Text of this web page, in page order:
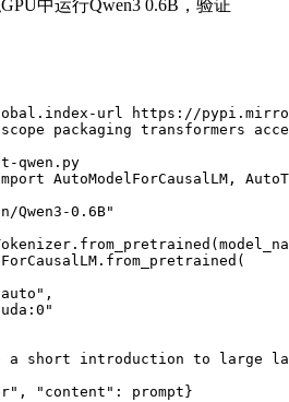
中运行Qwen3 0.6B，验证
url https://
packaging transformers
qwen.py
AutoModelForCausalLM,
Qwen3-0.6B"
a short introduction to large
"content": prompt}